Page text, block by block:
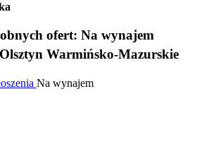
ofert: Na wynajem
Warmińsko-Mazurskie
Na wynajem